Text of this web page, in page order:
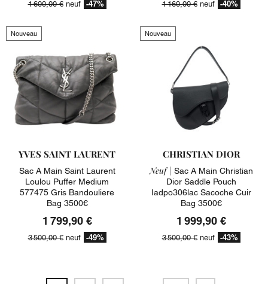
1 600,00 €neuf -47% 1 160,00 €neuf -40%
Nouveau
YVES SAINT LAURENT
Sac A Main Saint Laurent
Loulou Puffer Medium
577475 Gris Bandouliere
Bag 3500€
1 799,90 €
3 500,00 €neuf -49%
Nouveau
CHRISTIAN DIOR
Neuf | Sac A Main Christian
Dior Saddle Pouch
Iadpo306lac Sacoche Cuir
Bag 3500€
1 999,90 €
3 500,00 €neuf -43%